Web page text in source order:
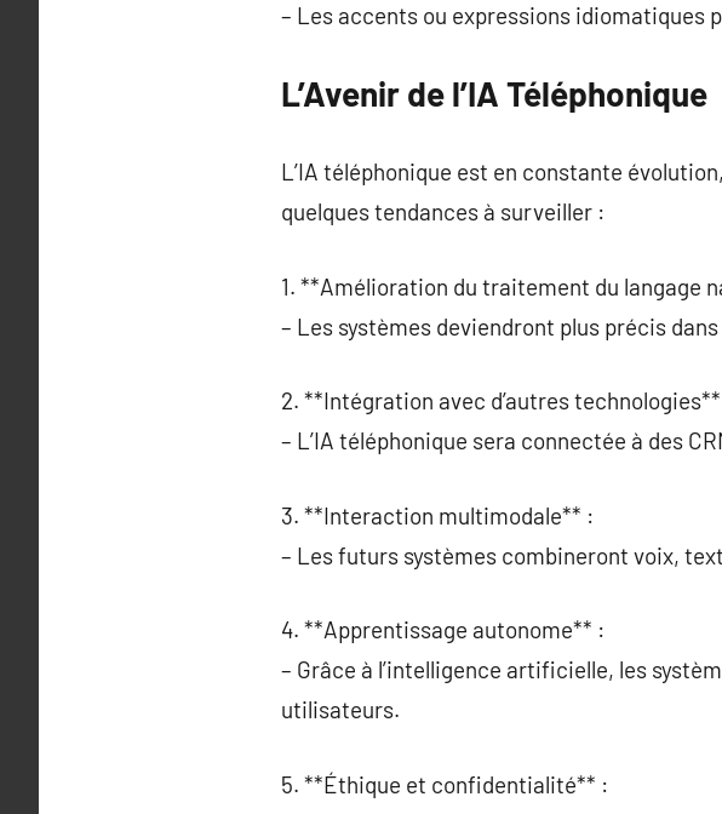
– Les accents ou expressions idiomatiques
L’Avenir de l’IA Téléphonique
L’IA téléphonique est en constante
quelques tendances à surveiller :
1. **Amélioration du traitement du langage
– Les systèmes deviendront plus précis
2. **Intégration avec d’autres
– L’IA téléphonique sera connectée à des
3. **Interaction multimodale** :
– Les futurs systèmes combineront voix,
4. **Apprentissage autonome** :
– Grâce à l’intelligence artificielle, les
utilisateurs.
5. **Éthique et confidentialité** :